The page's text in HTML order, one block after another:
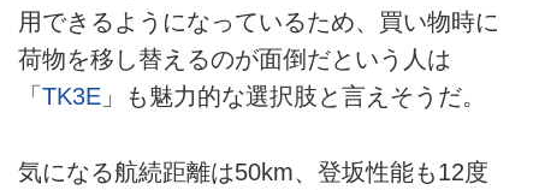
用できるようになっているため、買い物時に
荷物を移し替えるのが面倒だという人は
「 TK3E 」も魅力的な選択肢と言えそうだ。
気になる航続距離は50km、登坂性能も12度